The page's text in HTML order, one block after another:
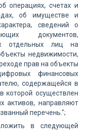
операциях, счетах и
об имуществе и
сведений о
документов,
отдельных лиц на
недвижимости,
прав на объекты
финансовых
содержащейся в
которой осуществлен
активов, направляют
перечень.";
в следующей